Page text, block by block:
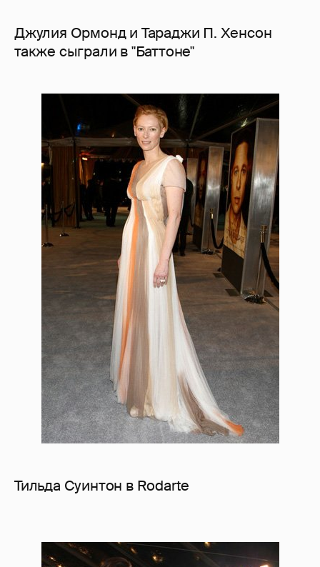
Джулия Ормонд и Тараджи П. Хенсон
также сыграли в "Баттоне"
Тильда Суинтон в Rodarte